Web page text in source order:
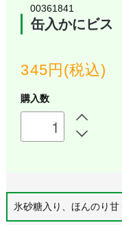
00361841
缶入かにビス
345円(税込)
購入数
氷砂糖入り、ほんのり